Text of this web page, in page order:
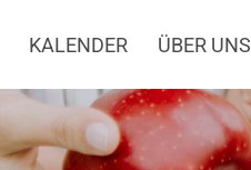
KALENDER ÜBER UNS